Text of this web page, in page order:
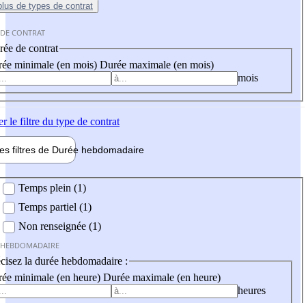
de types de contrat
CONTRAT
de contrat
minimale (en mois) Durée maximale (en mois)
mois
le filtre du type de contrat
filtres de Durée hebdomadaire
Temps plein (1)
Temps partiel (1)
Non renseignée (1)
la durée hebdomadaire :
minimale (en heure) Durée maximale (en heure)
heures